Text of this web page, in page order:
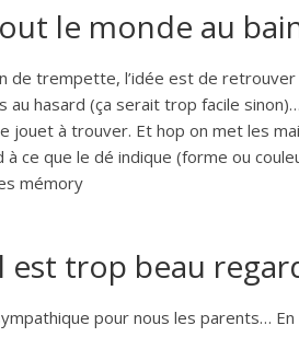
le monde au
de trempette, l’idée est de
au hasard (ça serait trop facile
jouet à trouver. Et hop on met les
à ce que le dé indique (forme ou
mémory
est trop beau
pour nous les parents…